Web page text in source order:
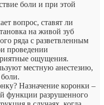
боли и при этой
вопрос, ставят ли
на живой зуб
ряда с разветвленным
проведении
ощущения.
местную анестезию,
боли.
Назначение коронки –
функции разрушенного